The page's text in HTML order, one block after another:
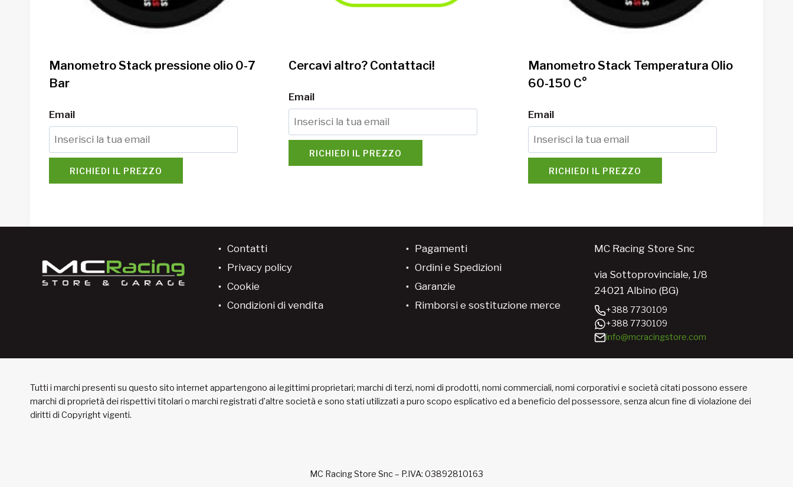
Manometro Stack pressione olio 0-7
Bar
Email
RICHIEDI IL PREZZO
Cercavi altro? Contattaci!
Email
RICHIEDI IL PREZZO
Manometro Stack Temperatura Olio
60-150 C°
Email
RICHIEDI IL PREZZO
Contatti
Privacy policy
Cookie
Condizioni di vendita
Pagamenti
Ordini e Spedizioni
Garanzie
Rimborsi e sostituzione merce
MC Racing Store Snc
via Sottoprovinciale, 1/8
24021 Albino (BG)
+388 7730109
+388 7730109
info@mcracingstore.com
Tutti i marchi presenti su questo sito internet appartengono ai legittimi proprietari; marchi di terzi, nomi di prodotti, nomi commerciali, nomi corporativi e società citati possono essere
marchi di proprietà dei rispettivi titolari o marchi registrati d’altre società e sono stati utilizzati a puro scopo esplicativo ed a beneficio del possessore, senza alcun fine di violazione dei
diritti di Copyright vigenti.
MC Racing Store Snc – P.IVA: 03892810163